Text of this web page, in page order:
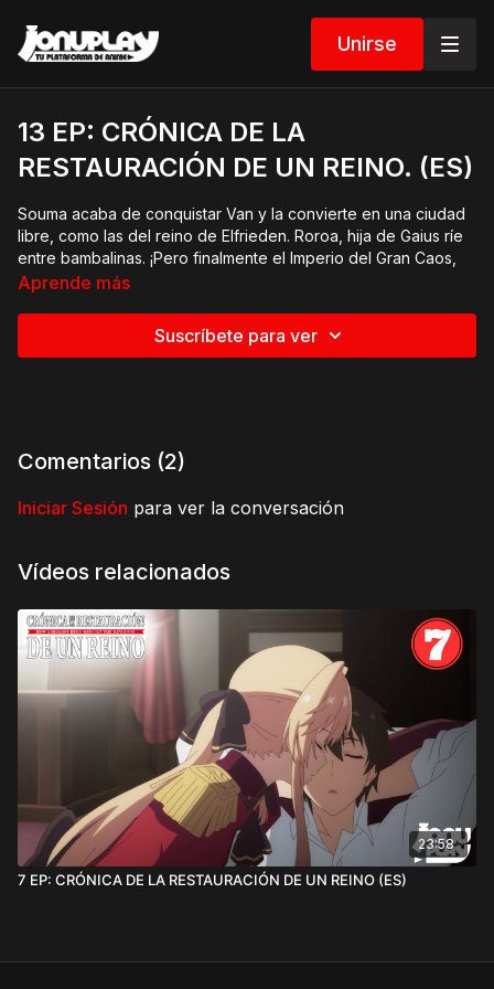
Unirse
13 EP: CRÓNICA DE LA
RESTAURACIÓN DE UN REINO. (ES)
Souma acaba de conquistar Van y la convierte en una ciudad
libre, como las del reino de Elfrieden. Roroa, hija de Gaius ríe
entre bambalinas. ¡Pero finalmente el Imperio del Gran Caos,
líder de la Alianza de la Humanidad, decide ponerse en
Aprende más
Suscríbete para ver
Comentarios (2)
Iniciar Sesión para ver la conversación
Vídeos relacionados
23:58
7 EP: CRÓNICA DE LA RESTAURACIÓN DE UN REINO (ES)